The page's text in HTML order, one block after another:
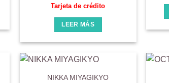
Tarjeta de crédito
LEER MÁS
NIKKA MIYAGIKYO